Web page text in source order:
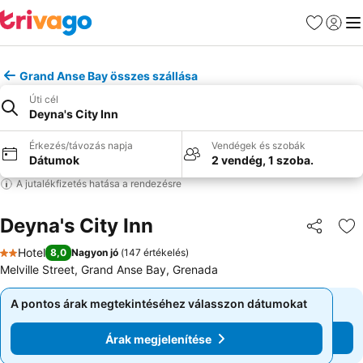
Kedvencek
Grand Anse Bay összes szállása
Úti cél
Deyna's City Inn
Érkezés/távozás napja
Dátumok
Vendégek és szobák
2 vendég, 1 szoba.
A jutalékfizetés hatása a rendezésre
Deyna's City Inn
2 Kategória
Hotel 8,0 Nagyon jó (147 értékelés)
Melville Street, Grand Anse Bay, Grenada
A pontos árak megtekintéséhez válasszon dátumokat
Árak megjelenítése
A pontos árak megtekintéséhez válasszon dátumokat
Árak megjelenítése